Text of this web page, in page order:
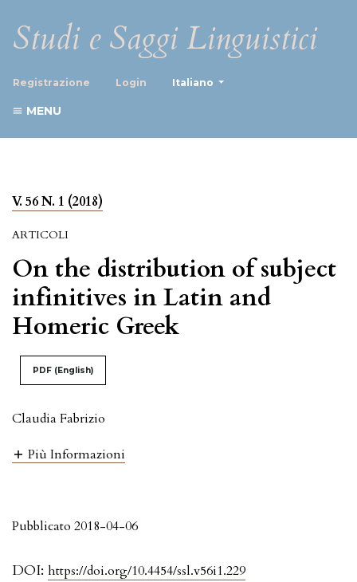
Studi e Saggi Linguistici
Registrazione Login Italiano
MENU
V. 56 N. 1 (2018)
ARTICOLI
On the distribution of subject
infinitives in Latin and
Homeric Greek
PDF (English)
Claudia Fabrizio
Più Informazioni
DOI: https://doi.org/10.4454/ssl.v56i1.229
Pubblicato 2018-04-06